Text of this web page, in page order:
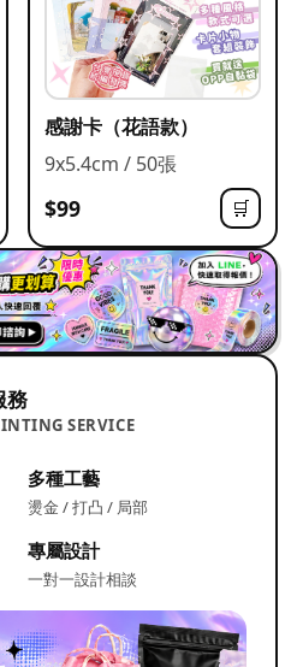
感謝卡（花語款）
9x5.4cm / 50張
$99 🛒
務
SERVICE
多種工藝
燙金 / 打凸 / 局部
專屬設計
一對一設計相談